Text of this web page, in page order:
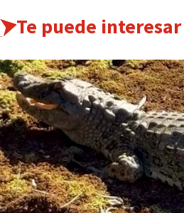
Te puede interesar